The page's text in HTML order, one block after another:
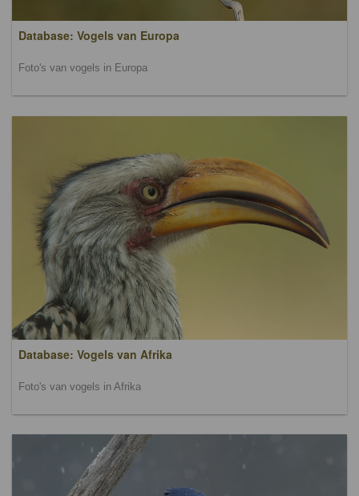
Database: Vogels van Europa
Foto's van vogels in Europa
Database: Vogels van Afrika
Foto's van vogels in Afrika